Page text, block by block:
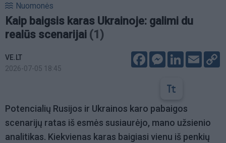
Nuomonės
Kaip baigsis karas Ukrainoje: galimi du
realūs scenarijai (1)
VE.LT
2026-07-05 18:45
FacebookMessenger
LinkedIn
Email
Potencialių Rusijos ir Ukrainos karo pabaigos
scenarijų ratas iš esmės susiaurėjo, mano užsienio
analitikas. Kiekvienas karas baigiasi vienu iš penkių